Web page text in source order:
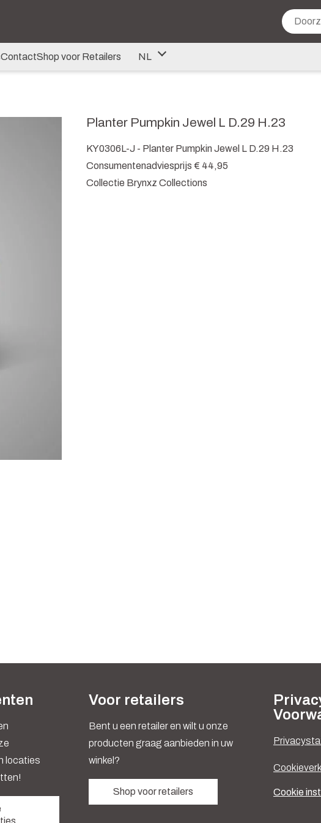
ContactShop voor Retailers
NL
NL
EN
Planter Pumpkin Jewel L D.29 H.23
KY0306L-J - Planter Pumpkin Jewel L D.29 H.23
Consumentenadviesprijs € 44,95
Collectie Brynxz Collections
locaties
Voor retailers
Bent u een retailer en wilt u onze
producten graag aanbieden in uw
winkel?
Shop voor retailers Cookie